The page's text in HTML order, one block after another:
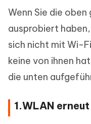
Wenn Sie die
ausprobiert
sich nicht mit Wi-
keine von ihnen
die unten
1.WLAN